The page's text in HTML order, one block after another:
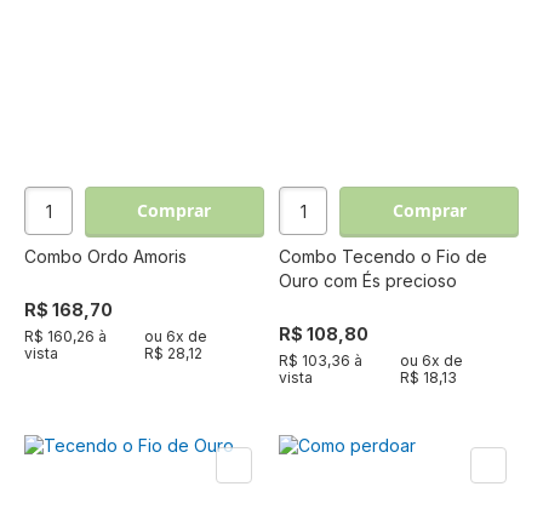
Comprar
Combo Ordo Amoris
R$ 168,70
R$ 160,26 à
vista
ou 6x de
R$ 28,12
Comprar
Combo Tecendo o Fio de
Ouro com És precioso
R$ 108,80
R$ 103,36 à
vista
ou 6x de
R$ 18,13